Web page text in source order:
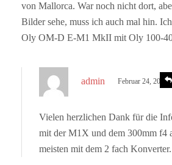
von Mallorca. War noch nicht dort,
Bilder sehe, muss ich auch mal hin.
Oly OM-D E-M1 MkII mit Oly 100-
admin
t
:
Februar 24, 2023
Vielen herzlichen Dank für die
mit der M1X und dem 300mm f4
meisten mit dem 2 fach Konverter.